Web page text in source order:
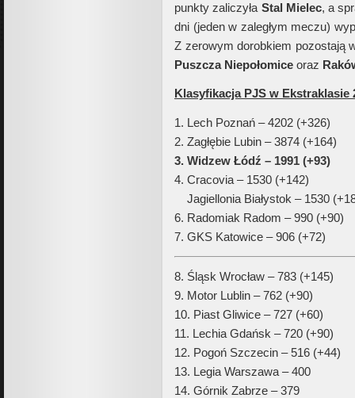
punkty zaliczyła Stal Mielec, a
dni (jeden w zaległym meczu)
Z zerowym dorobkiem pozostają
Puszcza Niepołomice oraz
Klasyfikacja PJS w Ekstraklasie
1. Lech Poznań – 4202 (+326)
2. Zagłębie Lubin – 3874 (+164)
3. Widzew Łódź – 1991 (+93)
4. Cracovia – 1530 (+142)
Jagiellonia Białystok – 1530
6. Radomiak Radom – 990 (+90)
7. GKS Katowice – 906 (+72)
8. Śląsk Wrocław – 783 (+145)
9. Motor Lublin – 762 (+90)
10. Piast Gliwice – 727 (+60)
11. Lechia Gdańsk – 720 (+90)
12. Pogoń Szczecin – 516 (+44)
13. Legia Warszawa – 400
14. Górnik Zabrze – 379